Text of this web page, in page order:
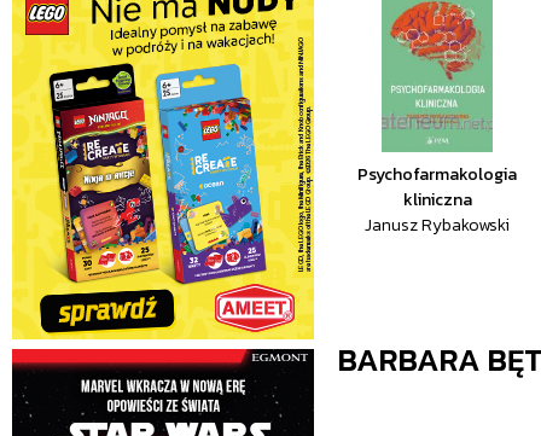
Psychofarmakologia
kliniczna
Janusz Rybakowski
BARBARA